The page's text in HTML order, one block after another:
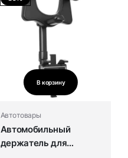
В корзину
Автотовары
Автомобильный
держатель для